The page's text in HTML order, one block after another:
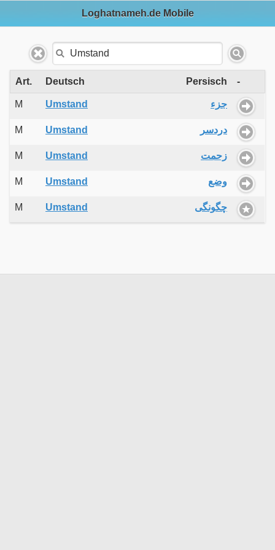
Loghatnameh.de Mobile
Art. Deutsch Persisch -
M Umstand جزء
M Umstand دردسر
M Umstand زحمت
M Umstand وضع
M Umstand چگونگی